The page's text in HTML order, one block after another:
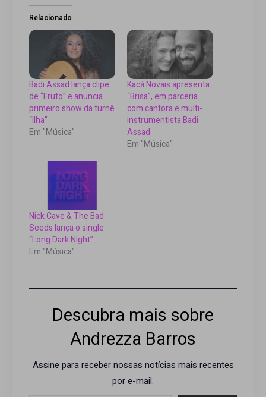
Relacionado
Badi Assad lança clipe
de “Fruto” e anuncia
primeiro show da turnê
“Ilha”
Em "Música"
Kacá Novais apresenta
“Brisa”, em parceria
com cantora e multi-
instrumentista Badi
Assad
Em "Música"
Nick Cave & The Bad
Seeds lança o single
“Long Dark Night”
Em "Música"
Descubra mais sobre
Andrezza Barros
Assine para receber nossas notícias mais recentes
por e-mail.